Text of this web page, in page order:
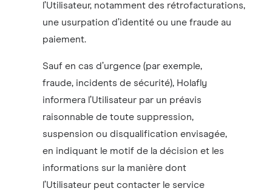
l’Utilisateur, notamment des rétrofacturations,
une usurpation d’identité ou une fraude au
paiement.
Sauf en cas d’urgence (par exemple,
fraude, incidents de sécurité), Holafly
informera l’Utilisateur par un préavis
raisonnable de toute suppression,
suspension ou disqualification envisagée,
en indiquant le motif de la décision et les
informations sur la manière dont
l’Utilisateur peut contacter le service